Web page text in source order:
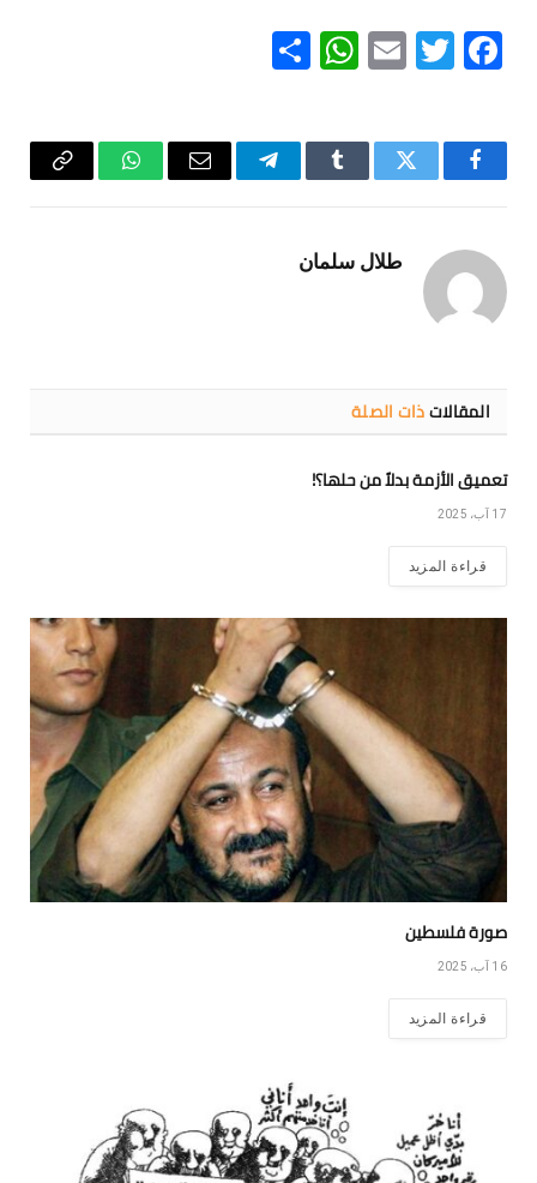
Facebook
Twitter
Email
WhatsApp
فيسبوكتويتر Tumblr تيلقرام البريد
واتسابCopy
طلال سلمان
المقالاتذات الصلة
تعميق الأزمة بدلاً من حلها؟!
17 آب، 2025
قراءة المزيد
صورة فلسطين
16 آب، 2025
قراءة المزيد